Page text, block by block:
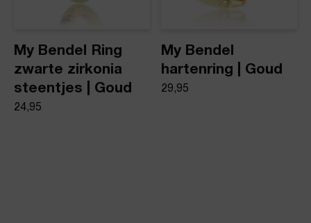
My Bendel Ring
zwarte zirkonia
steentjes | Goud
24,95
My Bendel
hartenring | Goud
29,95